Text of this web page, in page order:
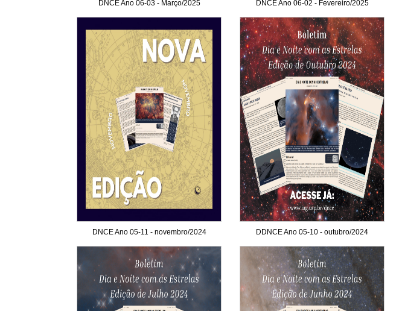
DNCE Ano 06-03 - Março/2025 DNCE Ano 06-02 - Fevereiro/2025
DNCE Ano 05-11 - novembro/2024 DDNCE Ano 05-10 - outubro/2024